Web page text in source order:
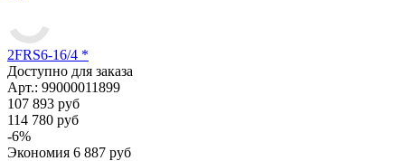
2FRS6-16/4 *
Доступно для заказа
Арт.: 99000011899
107 893 руб
114 780 руб
-6%
Экономия 6 887 руб